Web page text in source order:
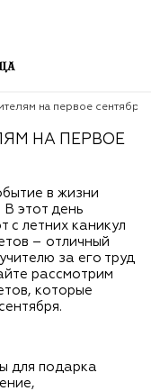
на первое
НА ПЕРВОЕ
в жизни
В этот день
с летних каникул
– отличный
за его труд
рассмотрим
которые
для подарка